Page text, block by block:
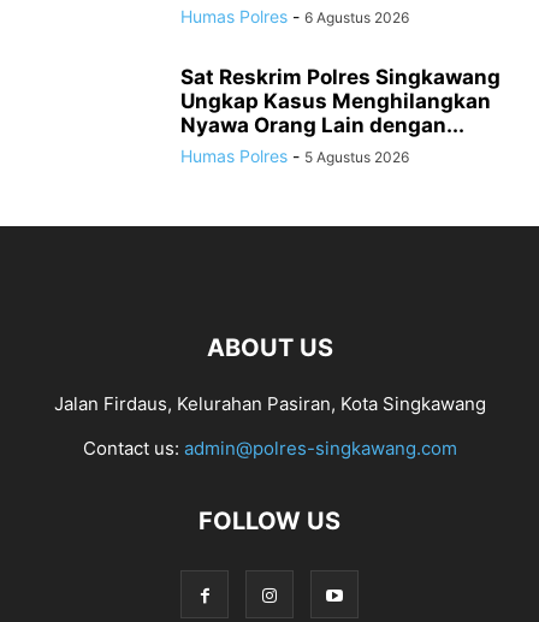
Humas Polres - 6 Agustus 2026
Sat Reskrim Polres Singkawang
Ungkap Kasus Menghilangkan
Nyawa Orang Lain dengan...
Humas Polres - 5 Agustus 2026
ABOUT US
Jalan Firdaus, Kelurahan Pasiran, Kota Singkawang
Contact us: admin@polres-singkawang.com
FOLLOW US